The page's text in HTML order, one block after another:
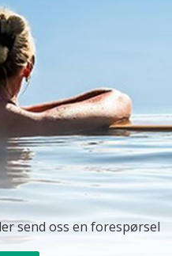
send oss ​​en forespørsel